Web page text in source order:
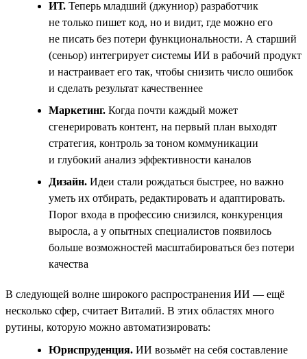
ИТ. Теперь младший (джуниор) разработчик
не только пишет код, но и видит, где можно его
не писать без потери функциональности. А старший
(сеньор) интегрирует системы ИИ в рабочий продукт
и настраивает его так, чтобы снизить число ошибок
и сделать результат качественнее
Маркетинг. Когда почти каждый может
сгенерировать контент, на первый план выходят
стратегия, контроль за тоном коммуникации
и глубокий анализ эффективности каналов
Дизайн. Идеи стали рождаться быстрее, но важно
уметь их отбирать, редактировать и адаптировать.
Порог входа в профессию снизился, конкуренция
выросла, а у опытных специалистов появилось
больше возможностей масштабироваться без потери
качества
В следующей волне широкого распространения ИИ — ещё
несколько сфер, считает Виталий. В этих областях много
рутины, которую можно автоматизировать:
Юриспруденция. ИИ возьмёт на себя составление